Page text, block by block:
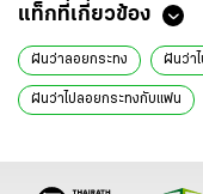
แท็กที่เกี่ยวข้อง
ฝันว่าลอยกระทง ฝันว่า
ฝันว่าไปลอยกระทงกับแฟน